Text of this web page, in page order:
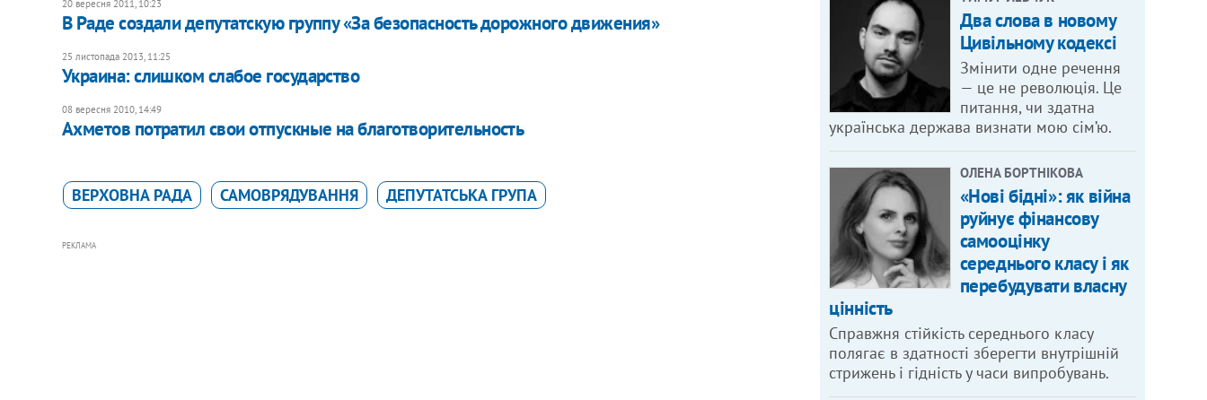
20 вересня 2011, 10:23
В Раде создали депутатскую группу «За безопасность дорожного движения»
25 листопада 2013, 11:25
Украина: слишком слабое государство
08 вересня 2010, 14:49
Ахметов потратил свои отпускные на благотворительность
ВЕРХОВНА РАДА САМОВРЯДУВАННЯ ДЕПУТАТСЬКА ГРУПА
РЕКЛАМА
Два слова в новому
Цивільному кодексі
Змінити одне речення
— це не революція. Це
питання, чи здатна
українська держава визнати мою сім’ю.
ОЛЕНА БОРТНІКОВА
«Нові бідні»: як війна
руйнує фінансову
самооцінку
середнього класу і як
перебудувати власну
цінність
Справжня стійкість середнього класу
полягає в здатності зберегти внутрішній
стрижень і гідність у часи випробувань.